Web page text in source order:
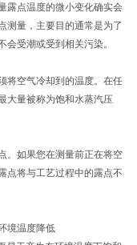
露点温度的微小变化确实会
测量，主要目的通常是为了
受潮或受到相关污染。
空气冷却到的温度。在任
大量被称为饱和水蒸汽压
如果您在测量前正在将空
点将与工艺过程中的露点不
境温度降低